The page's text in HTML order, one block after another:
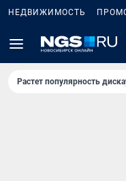
НЕДВИЖИМОСТЬ
Растет популярность